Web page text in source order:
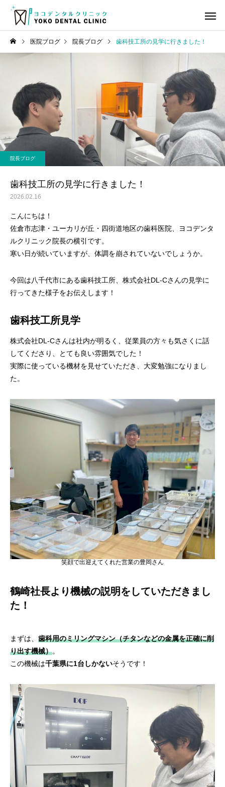
歯の神経
審美歯科
ホワイトニ
エアフロ―
歯科口腔
義歯（入れ歯）
歯ぎし
（ボトックス療法）
ヒアルロン
院長ブログ
審美歯科領域のBTAテクニ
ック臨床セミナーと懇親会
に参加してきました！
ヨコデンタル通信
ヨコデンタル通信
月号
医院ブログ 院長ブログ 歯科技工所の見学に行きました！
院長ブログ
歯科技工所の見学に行きました！
2026.02.16
こんにちは！
佐倉市志津・ユーカリが丘・四街道地区の歯科医院、ヨコデンタ
ルクリニック院長の横引です。
寒い日が続いていますが、体調を崩されていないでしょうか。
今回は八千代市にある歯科技工所、株式会社DL-Cさんの見学に
行ってきた様子をお伝えします！
歯科技工所見学
株式会社DL-Cさんは社内が明るく、従業員の方々も気さくに話
してくださり、とても良い雰囲気でした！
実際に使っている機材を見せていただき、大変勉強になりまし
た。
笑顔で出迎えてくれた営業の豊岡さん
鶴崎社長より機械の説明をしていただきまし
た！
まずは、 歯科用のミリングマシン（チタンなどの金属を正確に削
り出す機械）。
この機械は千葉県に1台しかないそうです！